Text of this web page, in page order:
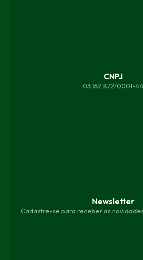
CNPJ
03.162.872/0001-44
Newsletter
Cadastre-se para receber as